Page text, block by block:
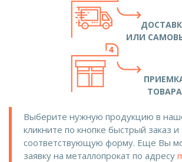
ИЛИ
ТОВАРА
Выберите нужную продукцию в
кликните по кнопке быстрый заказ и
соответствующую форму. Еще Вы
заявку на металлопрокат по адресу